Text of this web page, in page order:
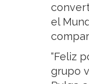
el
“Feliz
grupo